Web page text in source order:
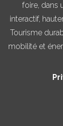
foire, dans
interactif,
Tourisme
mobilité et